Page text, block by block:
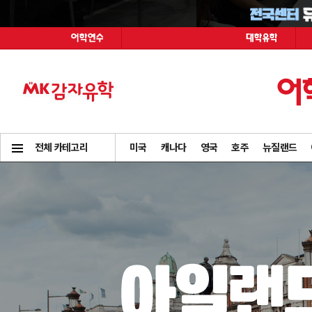
전체 카테고리 미국 캐나다 영국 호주 뉴질랜드